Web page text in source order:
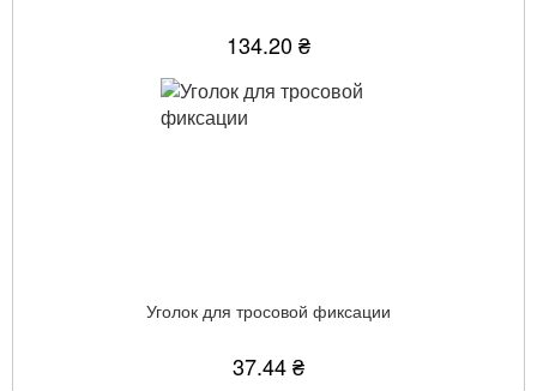
134.20 ₴
Уголок для тросовой фиксации
37.44 ₴